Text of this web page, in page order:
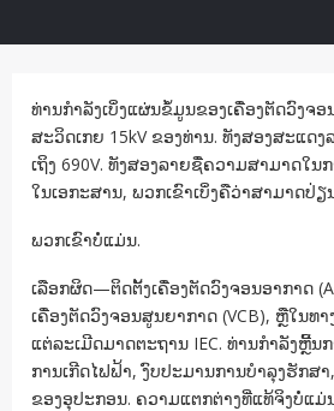
ທ່ານກໍາລັງເບິ່ງແຜ່ນຂໍ້ມູນຂອງເຄື່ອງຕັດວົງຈ
ສະວິດເກຍ 15kV ຂອງທ່ານ. ທັງສອງສະແດ
ເຖິງ 690V. ທັງສອງລາຍຊື່ຄວາມສາມາດໃນ
ໃນເອກະສານ, ພວກເຂົາເບິ່ງຄືວ່າສາມາດປ່ຽ
ພວກເຂົາບໍ່ແມ່ນ.
ເລືອກຜິດ—ຕິດຕັ້ງເຄື່ອງຕັດວົງຈອນອາກາດ
ເຄື່ອງຕັດວົງຈອນສູນຍາກາດ (VCB), ຫຼືໃນ
ແຕ່ລະເມີດມາດຕະຖານ IEC. ທ່ານກໍາລັງຫຼີ້
ການເກີດໄຟຟ້າ, ງົບປະມານການບໍາລຸງຮັກສ
ຂອງອຸປະກອນ. ຄວາມແຕກຕ່າງທີ່ແທ້ຈິງບໍ່ແ